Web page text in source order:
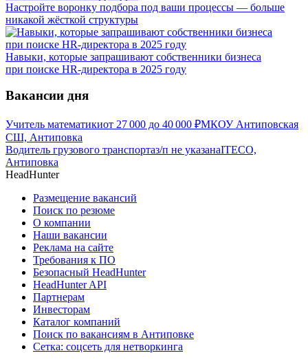
Настройте воронку подбора под ваши процессы — больше
никакой жёсткой структуры
Навыки, которые запрашивают собственники бизнеса
при поиске HR-директора в 2025 году
Вакансии дня
Учитель математикиот 27 000 до 40 000 ₽МКОУ Антиповская
СШ, Антиповка
Водитель грузового транспортаз/п не указанаITECO,
Антиповка
HeadHunter
Размещение вакансий
Поиск по резюме
О компании
Наши вакансии
Реклама на сайте
Требования к ПО
Безопасный HeadHunter
HeadHunter API
Партнерам
Инвесторам
Каталог компаний
Поиск по вакансиям в Антиповке
Сетка: соцсеть для нетворкинга